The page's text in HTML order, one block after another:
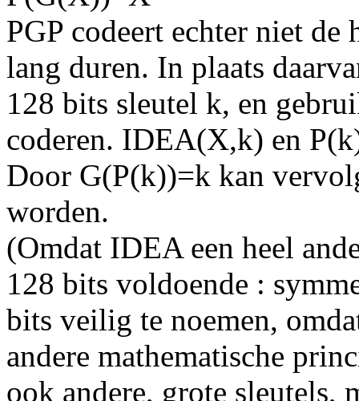
PGP codeert echter niet
lang duren. In plaats
128 bits sleutel k, en
coderen. IDEA(X,k) en
Door G(P(k))=k kan
worden.
(Omdat IDEA een heel
128 bits voldoende :
bits veilig te noemen,
andere mathematische
ook andere, grote